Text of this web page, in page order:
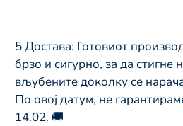
5️ Достава: Готовиот
брзо и сигурно, за да стигне
вљубените доколку се
По овој датум, не
14.02. 🚚